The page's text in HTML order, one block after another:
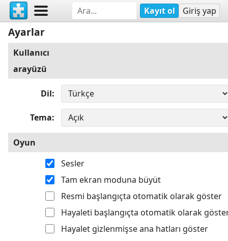
Kayıt ol Giriş yap
Ayarlar
Kullanıcı
arayüzü
Dil
Tema
Oyun
Sesler
Tam ekran moduna büyüt
Resmi başlangıçta otomatik olarak göster
Hayaleti başlangıçta otomatik olarak
Hayalet gizlenmişse ana hatları göster